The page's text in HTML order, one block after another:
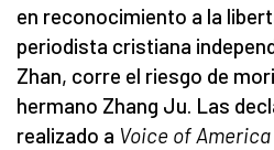
en reconocimiento a la
periodista cristiana
Zhan, corre el riesgo de
hermano Zhang Ju. Las
realizado a Voice of America